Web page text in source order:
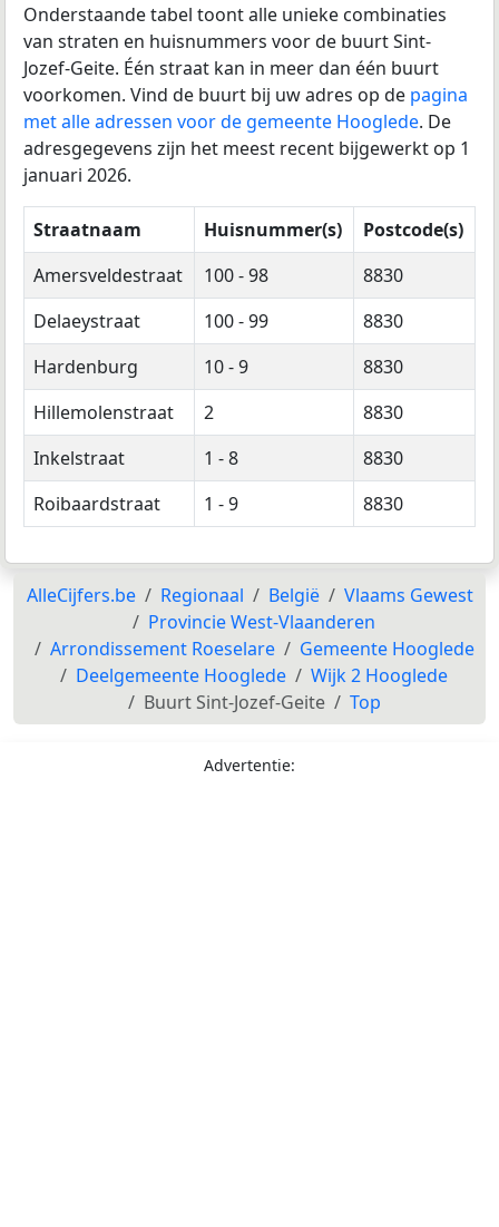
Onderstaande tabel toont alle unieke combinaties
van straten en huisnummers voor de buurt Sint-
Jozef-Geite. Één straat kan in meer dan één buurt
voorkomen. Vind de buurt bij uw adres op de pagina
met alle adressen voor de gemeente Hooglede. De
adresgegevens zijn het meest recent bijgewerkt op 1
januari 2026.
Straatnaam Huisnummer(s)
Postcode(s)
Amersveldestraat
100 - 98
8830
Delaeystraat
100 - 99
8830
Hardenburg
10 - 9
8830
Hillemolenstraat
2
8830
Inkelstraat
1 - 8
8830
Roibaardstraat
1 - 9 8830
AlleCijfers.be Regionaal België
Vlaams Gewest
Provincie West-Vlaanderen
Arrondissement Roeselare
Gemeente Hooglede
Deelgemeente Hooglede
Wijk 2 Hooglede
Buurt Sint-Jozef-Geite
Top
Advertentie: